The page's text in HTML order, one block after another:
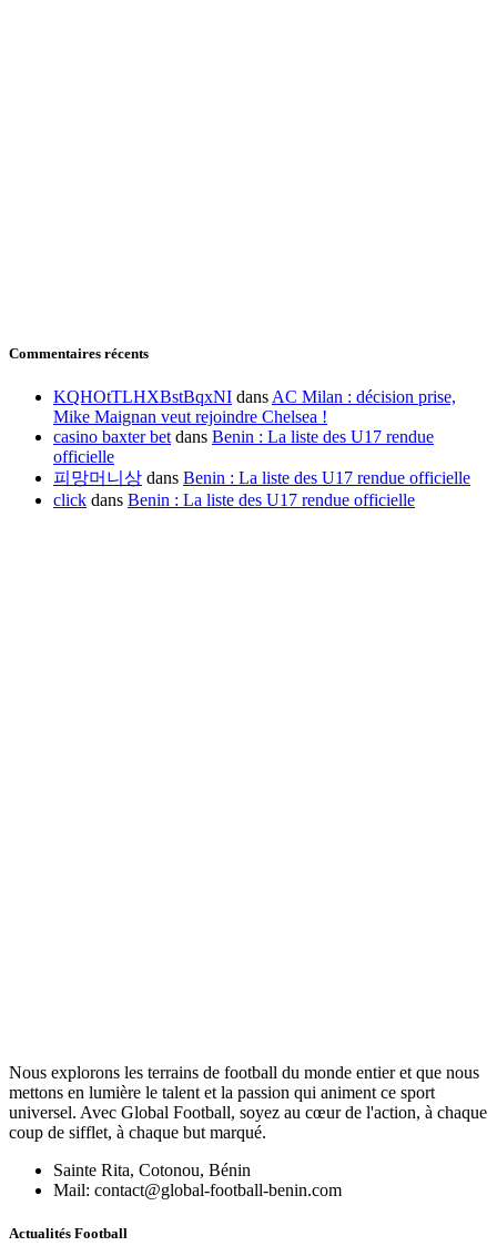
Commentaires récents
KQHOtTLHXBstBqxNI dans AC Milan : décision prise,
Mike Maignan veut rejoindre Chelsea !
casino baxter bet dans Benin : La liste des U17 rendue
officielle
피망머니상 dans Benin : La liste des U17 rendue officielle
click dans Benin : La liste des U17 rendue officielle
Nous explorons les terrains de football du monde entier et que nous
mettons en lumière le talent et la passion qui animent ce sport
universel. Avec Global Football, soyez au cœur de l'action, à chaque
coup de sifflet, à chaque but marqué.
Sainte Rita, Cotonou, Bénin
Mail: contact@global-football-benin.com
Actualités Football